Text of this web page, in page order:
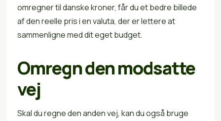
omregner til danske kroner, får du et bedre billede
af den reelle pris i en valuta, der er lettere at
sammenligne med dit eget budget.
Omregn den modsatte
vej
Skal du regne den anden vej, kan du også bruge